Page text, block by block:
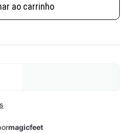
ao carrinho
magicfeet